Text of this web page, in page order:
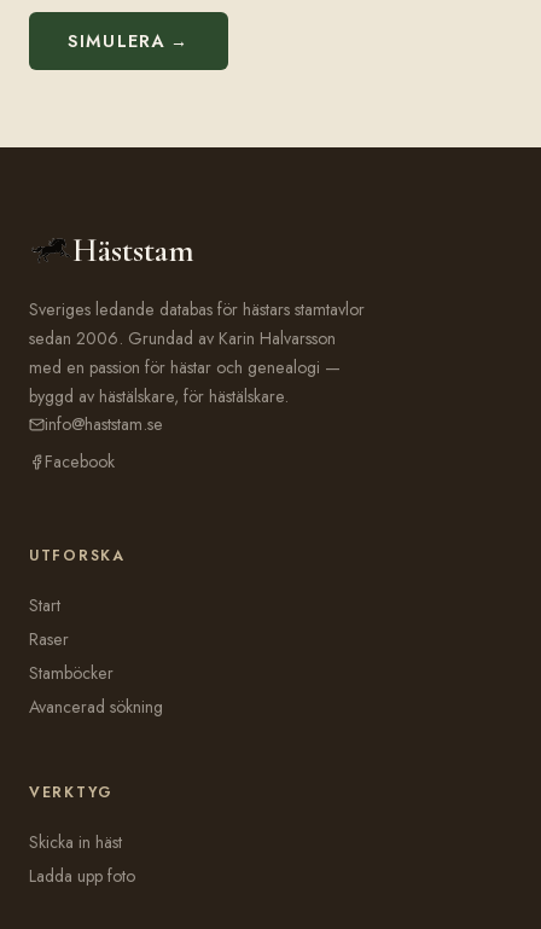
SIMULERA →
Häststam
Sveriges ledande databas för hästars stamtavlor
sedan 2006. Grundad av Karin Halvarsson
med en passion för hästar och genealogi —
byggd av hästälskare, för hästälskare.
info@haststam.se
Facebook
UTFORSKA
Start
Raser
Stamböcker
Avancerad sökning
VERKTYG
Skicka in häst
Ladda upp foto